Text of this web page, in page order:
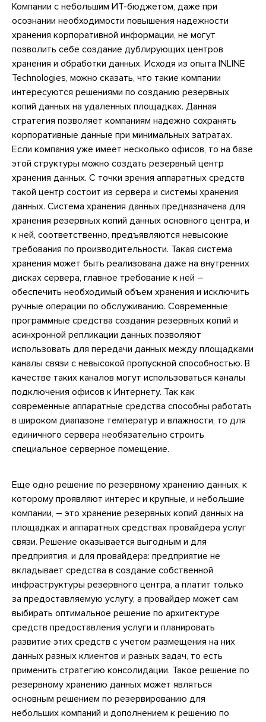
Компании с небольшим ИТ-бюджетом, даже при
осознании необходимости повышения надежности
хранения корпоративной информации, не могут
позволить себе создание дублирующих центров
хранения и обработки данных. Исходя из опыта INLINE
Technologies, можно сказать, что такие компании
интересуются решениями по созданию резервных
копий данных на удаленных площадках. Данная
стратегия позволяет компаниям надежно сохранять
корпоративные данные при минимальных затратах.
Если компания уже имеет несколько офисов, то на базе
этой структуры можно создать резервный центр
хранения данных. С точки зрения аппаратных средств
такой центр состоит из сервера и системы хранения
данных. Система хранения данных предназначена для
хранения резервных копий данных основного центра, и
к ней, соответственно, предъявляются невысокие
требования по производительности. Такая система
хранения может быть реализована даже на внутренних
дисках сервера, главное требование к ней –
обеспечить необходимый объем хранения и исключить
ручные операции по обслуживанию. Современные
программные средства создания резервных копий и
асинхронной репликации данных позволяют
использовать для передачи данных между площадками
каналы связи с невысокой пропускной способностью. В
качестве таких каналов могут использоваться каналы
подключения офисов к Интернету. Так как
современные аппаратные средства способны работать
в широком диапазоне температур и влажности, то для
единичного сервера необязательно строить
специальное серверное помещение.
Еще одно решение по резервному хранению данных, к
которому проявляют интерес и крупные, и небольшие
компании, – это хранение резервных копий данных на
площадках и аппаратных средствах провайдера услуг
связи. Решение оказывается выгодным и для
предприятия, и для провайдера: предприятие не
вкладывает средства в создание собственной
инфраструктуры резервного центра, а платит только
за предоставляемую услугу, а провайдер может сам
выбирать оптимальное решение по архитектуре
средств предоставления услуги и планировать
развитие этих средств с учетом размещения на них
данных разных клиентов и разных задач, то есть
применить стратегию консолидации. Такое решение по
резервному хранению данных может являться
основным решением по резервированию для
небольших компаний и дополнением к решению по